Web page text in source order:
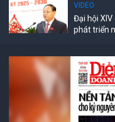
VIDEO
Đại hội
phát triển